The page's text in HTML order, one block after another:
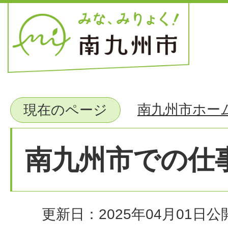
現在のページ 南九州市ホー
南九州市での仕
更新日：2025年04月01日 公